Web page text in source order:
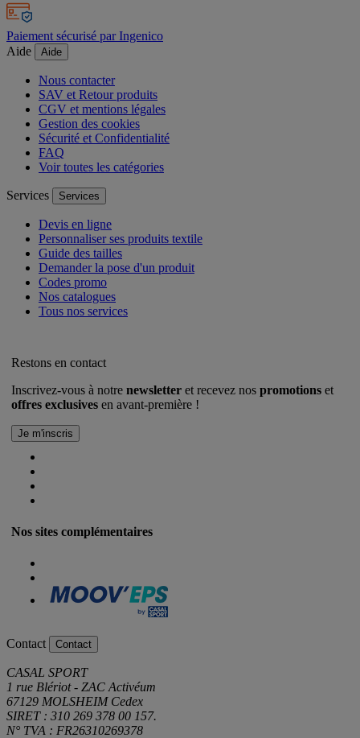
Paiement sécurisé par Ingenico
Aide
Aide
Nous contacter
SAV et Retour produits
CGV et mentions légales
Gestion des cookies
Sécurité et Confidentialité
FAQ
Voir toutes les catégories
Services Services
Devis en ligne
Personnaliser ses produits textile
Guide des tailles
Demander la pose d'un produit
Codes promo
Nos catalogues
Tous nos services
Restons en contact
Inscrivez-vous à notre newsletter et recevez nos promotions et
offres exclusives en avant-première !
Nos sites complémentaires
Contact Contact
CASAL SPORT
1 rue Blériot - ZAC Activéum
67129 MOLSHEIM Cedex
SIRET : 310 269 378 00 157.
N° TVA : FR26310269378